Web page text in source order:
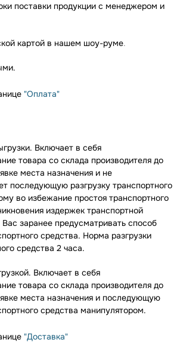
поставки продукции с менеджером и
картой в нашем шоу-руме.
"Оплата"
Включает в себя
товара со склада производителя до
места назначения и не
последующую разгрузку транспортного
во избежание простоя транспортного
издержек транспортной
заранее предусматривать способ
средства. Норма разгрузки
средства 2 часа.
Включает в себя
товара со склада производителя до
места назначения и последующую
средства манипулятором.
"Доставка"